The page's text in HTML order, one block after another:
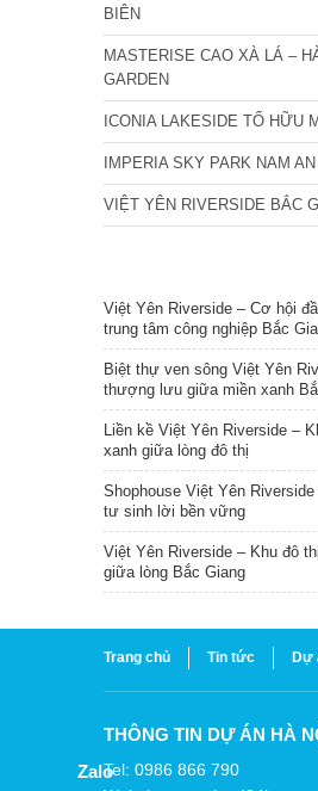
BIÊN
MASTERISE CAO XÀ LÁ –
GARDEN
ICONIA LAKESIDE TỐ HỮU
IMPERIA SKY PARK NAM
VIỆT YÊN RIVERSIDE BẮC
Việt Yên Riverside – Cơ hội
trung tâm công nghiệp Bắc
Biệt thự ven sông Việt Yên
thượng lưu giữa miền xanh
Liền kề Việt Yên Riverside –
xanh giữa lòng đô thị
Shophouse Việt Yên
tư sinh lời bền vững
Việt Yên Riverside – Khu đô
giữa lòng Bắc Giang
Trang chủ Tin tức Dự
THÔNG TIN DỰ ÁN HÀ
Tel: 0986 866 790
Zalo